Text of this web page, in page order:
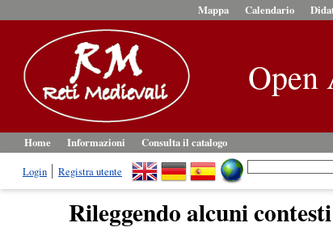
Mappa Calendario
Open
Home Informazioni
Consulta il catalogo
Login
Registra utente
Rileggendo alcuni